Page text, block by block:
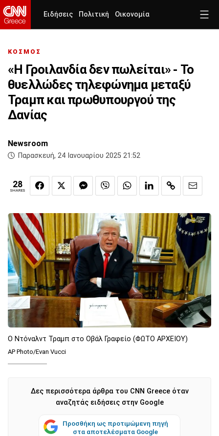
Ειδήσεις Πολιτική Οικονομία
ΚΟΣΜΟΣ
«Η Γροιλανδία δεν πωλείται» - Το
θυελλώδες τηλεφώνημα μεταξύ
Τραμπ και πρωθυπουργού της
Δανίας
Newsroom
Παρασκευή, 24 Ιανουαρίου 2025 21:52
28
SHARES
O Ντόναλντ Τραμπ στο Οβάλ Γραφείο (ΦΩΤΟ ΑΡΧΕΙΟΥ)
AP Photo/Evan Vucci
Δες περισσότερα άρθρα του CNN Greece όταν
αναζητάς ειδήσεις στην Google
Προσθήκη ως προτιμώμενη πηγή
στα αποτελέσματα Google